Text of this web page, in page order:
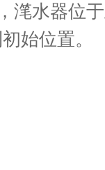
水器位于
始位置。